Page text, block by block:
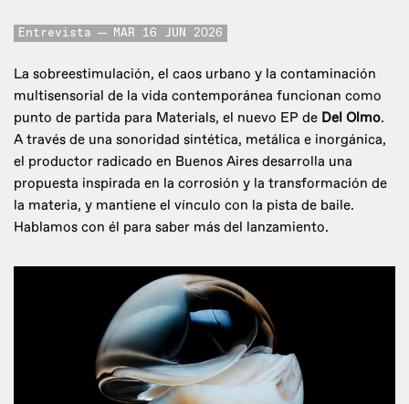
Entrevista MAR 16 JUN 2026
La sobreestimulación, el caos urbano y la contaminación
multisensorial de la vida contemporánea funcionan como
punto de partida para Materials, el nuevo EP de Del Olmo.
A través de una sonoridad sintética, metálica e inorgánica,
el productor radicado en Buenos Aires desarrolla una
propuesta inspirada en la corrosión y la transformación de
la materia, y mantiene el vínculo con la pista de baile.
Hablamos con él para saber más del lanzamiento.